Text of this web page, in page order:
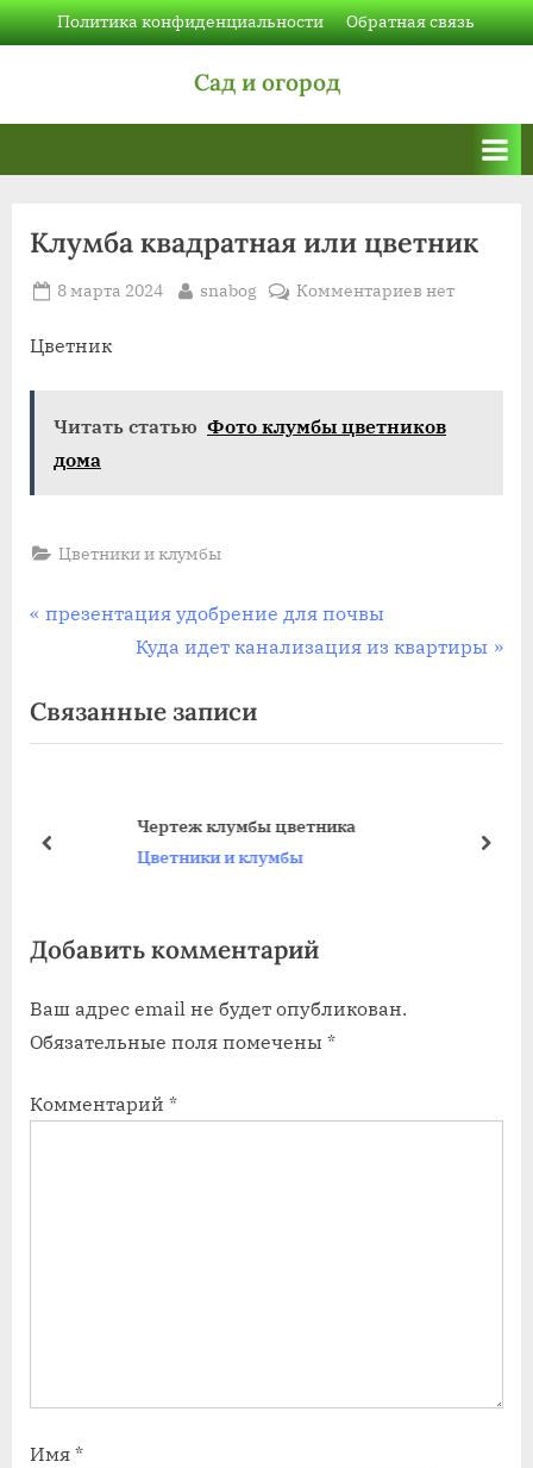
Skip
to
Политика конфиденциальности Обратная связь
Сад и огород
Клумба квадратная или цветник
Posted
8 марта 2024 By
snabog Комментариевк
цветник
нет
Цветник
Читать статью Фото клумбы цветников
дома
Цветники и клумбы
Навигация
записям
П
д
ы
щ
з
п
и
ь
презентация удобрение для почвы
С
е
д
з
п
и
ь
Куда идет канализация из квартиры
Связанные записи
Чертеж клумбы цветника
Цветники и клумбы
пред
Добавить комментарий
Ваш адрес email не будет опубликован.
Обязательные поля помечены *
Комментарий *
Имя *